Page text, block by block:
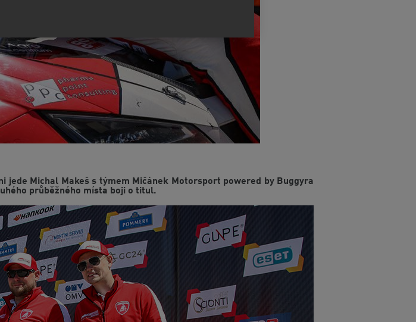
jede Michal Makeš s týmem Mičánek Motorsport powered by Buggyra
průběžného místa boji o titul.